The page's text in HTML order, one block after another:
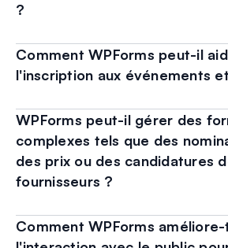
?
Comment WPForms peut-il
l'inscription aux événements
WPForms peut-il gérer des
complexes tels que des
des prix ou des candidatures
fournisseurs ?
Comment WPForms